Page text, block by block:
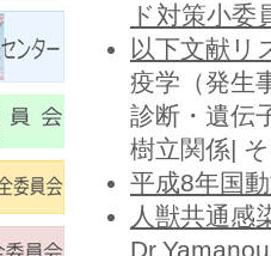
ド対策小委
以下文献リ
疫学（発生
診断・遺伝
樹立関係|
平成8年国
人獣共通感